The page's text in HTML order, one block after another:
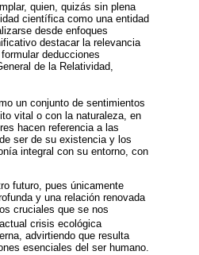
quien, quizás sin plena
científica como una entidad
desde enfoques
destacar la relevancia
deducciones
de la Relatividad,
un conjunto de sentimientos
vital o con la naturaleza, en
hacen referencia a las
ser de su existencia y los
integral con su entorno, con
futuro, pues únicamente
y una relación renovada
cruciales que se nos
crisis ecológica
advirtiendo que resulta
esenciales del ser humano.